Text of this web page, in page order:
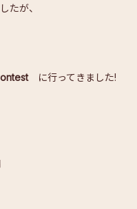
たが、
に行ってきました!